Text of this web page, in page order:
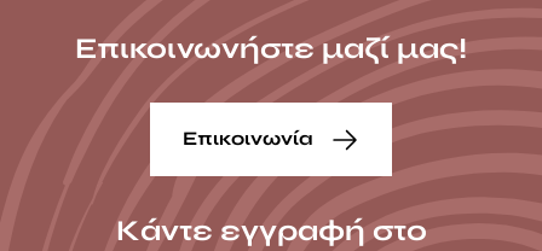
Επικοινωνήστε μαζί μας!
Επικοινωνία
Κάντε εγγραφή στο